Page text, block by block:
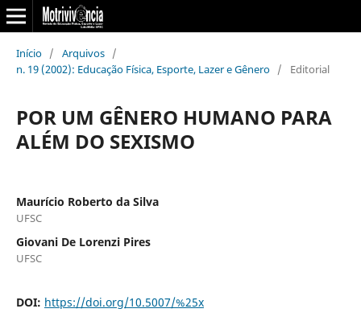
Início / Arquivos /
n. 19 (2002): Educação Física, Esporte, Lazer e Gênero / Editorial
POR UM GÊNERO HUMANO PARA
ALÉM DO SEXISMO
Maurício Roberto da Silva
UFSC
Giovani De Lorenzi Pires
UFSC
DOI: https://doi.org/10.5007/%25x